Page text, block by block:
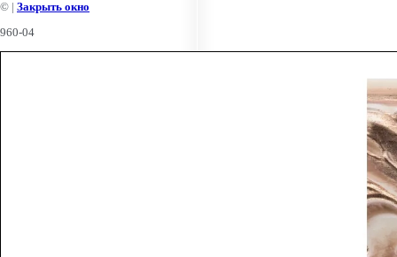
© | Закрыть окно
960-04